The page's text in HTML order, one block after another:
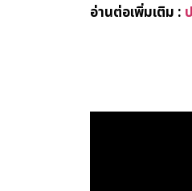
อ่านต่อเพิ่มเติม :